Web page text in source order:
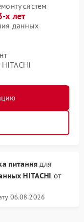
систем
х лет
данных
питаниядля
HITACHI от
06.08.2026